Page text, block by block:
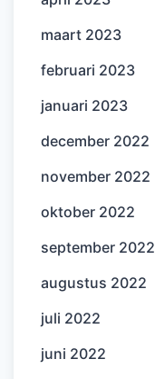
maart 2023
februari 2023
januari 2023
december 2022
november 2022
oktober 2022
september 2022
augustus 2022
juli 2022
juni 2022